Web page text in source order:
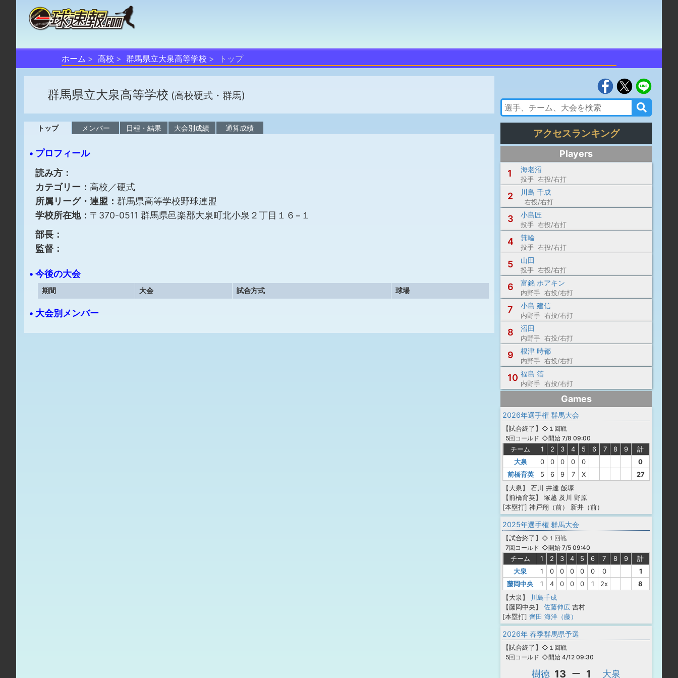
ホーム 高校 群馬県立大泉高等学校 トップ
群馬県立大泉高等学校 (高校硬式・群馬)
トップ メンバー 日程・結果 大会別成績 通算成績
• プロフィール
読み方：
カテゴリー： 高校／硬式
所属リーグ・連盟： 群馬県高等学校野球連盟
学校所在地： 〒370-0511 群馬県邑楽郡大泉町北小泉２丁目１６−１
部長：
監督：
• 今後の大会
期間 大会 試合方式 球場
• 大会別メンバー
アクセスランキング
Players
1
海老沼
投手 右投/右打
2 川島 千成
右投/右打
3 小島匠
投手 右投/右打
4 箕輪
投手 右投/右打
5 山田
投手 右投/右打
6 富銘 ホアキン
内野手 右投/右打
7 小島 建信
内野手 右投/右打
8 沼田
内野手 右投/右打
9 根津 時都
内野手 右投/右打
10 福島 箔
内野手 右投/右打
Games
2026年選手権 群馬大会
【試合終了 】
5回コールド
◇１回戦
◇開始 7/8 09:00
チーム 1 2 3 4 5 6 7 8 9
計
大泉
0 0 0 0 0
0
前橋育英
5 6 9 7 X
27
【大泉】
石川 井達 飯塚
【前橋育英】
塚越 及川 野原
[本塁打] 神戸翔（前） 新井（前）
2025年選手権 群馬大会
【試合終了 】
7回コールド
◇１回戦
◇開始 7/5 09:40
チーム 1 2 3 4 5 6 7 8 9
計
大泉
1 0 0 0 0 0 0
1
藤岡中央
1 4 0 0 0 1 2x
8
【大泉】
川島千成
【藤岡中央】
佐藤伸広 吉村
[本塁打] 齊田 海洋（藤）
2026年 春季群馬県予選
【試合終了 】
5回コールド
◇１回戦
◇開始 4/12 09:30
樹徳 13 ー 1 大泉